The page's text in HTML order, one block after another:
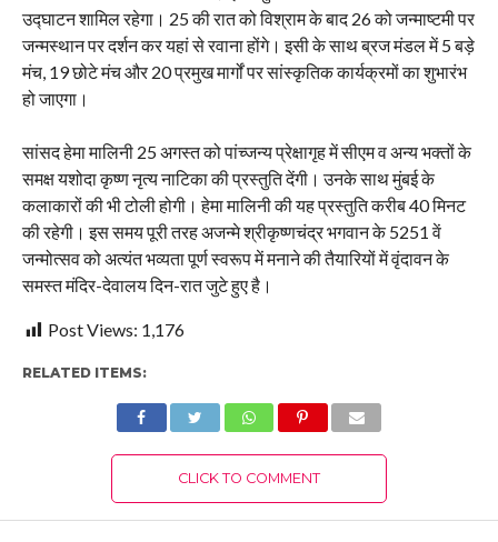
उद्घाटन शामिल रहेगा। 25 की रात को विश्राम के बाद 26 को जन्माष्टमी पर
जन्मस्थान पर दर्शन कर यहां से रवाना होंगे। इसी के साथ ब्रज मंडल में 5 बड़े
मंच, 19 छोटे मंच और 20 प्रमुख मार्गों पर सांस्कृतिक कार्यक्रमों का शुभारंभ
हो जाएगा।
सांसद हेमा मालिनी 25 अगस्त को पांच्जन्य प्रेक्षागृह में सीएम व अन्य भक्तों के
समक्ष यशोदा कृष्ण नृत्य नाटिका की प्रस्तुति देंगी। उनके साथ मुंबई के
कलाकारों की भी टोली होगी। हेमा मालिनी की यह प्रस्तुति करीब 40 मिनट
की रहेगी। इस समय पूरी तरह अजन्मे श्रीकृष्णचंद्र भगवान के 5251 वें
जन्मोत्सव को अत्यंत भव्यता पूर्ण स्वरूप में मनाने की तैयारियों में वृंदावन के
समस्त मंदिर-देवालय दिन-रात जुटे हुए है।
Post Views: 1,176
RELATED ITEMS:
CLICK TO COMMENT